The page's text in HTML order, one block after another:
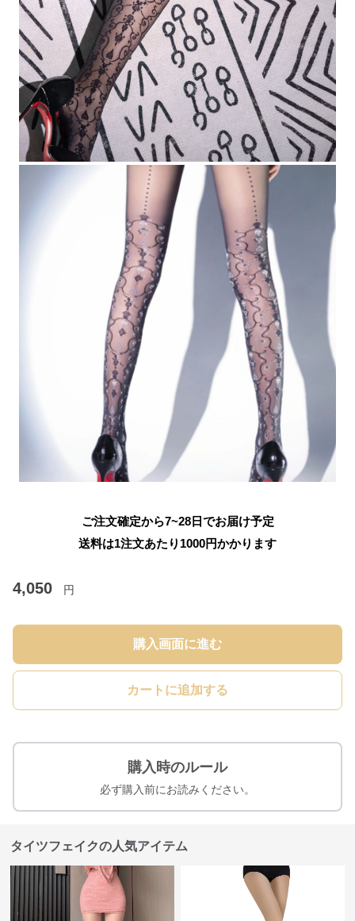
ご注文確定から7~28日でお届け予定
送料は1注文あたり 1000円かかります
4,050 円
購入画面に進む
カートに追加する
購入時のルール
必ず購入前にお読みください。
タイツフェイクの人気アイテム